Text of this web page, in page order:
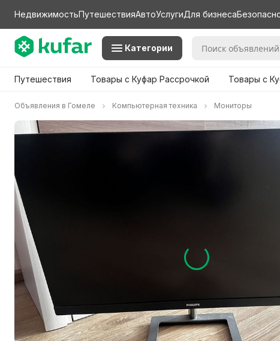
НедвижимостьПутешествияАвтоУслугиДля бизнеса
Категории
Путешествия Товары с Куфар Рассрочкой Товары с
Объявления в Гомеле Компьютерная техника Мониторы